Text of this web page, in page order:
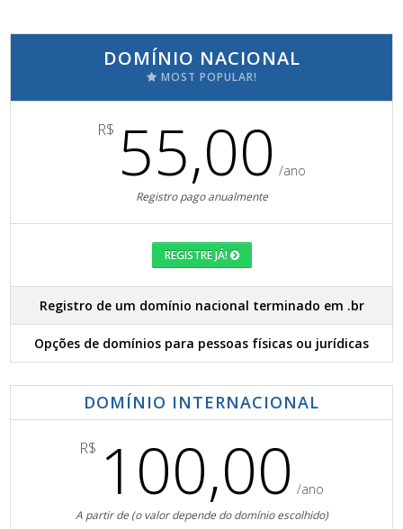
DOMÍNIO NACIONAL
MOST POPULAR!
R$ 55,00 /ano
Registro pago anualmente
REGISTRE JÁ!
Registro de um domínio nacional terminado em .br
Opções de domínios para pessoas físicas ou jurídicas
DOMÍNIO INTERNACIONAL
R$ 100,00 /ano
A partir de (o valor depende do domínio escolhido)